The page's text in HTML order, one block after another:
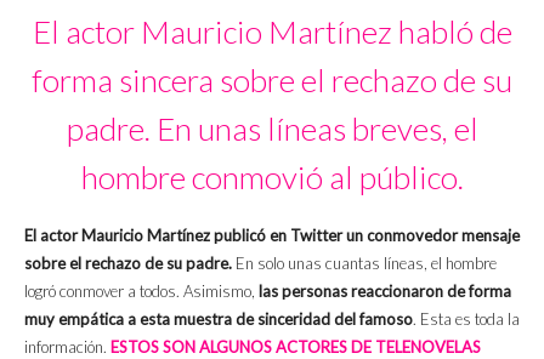
El actor Mauricio Martínez habló de
forma sincera sobre el rechazo de su
padre. En unas líneas breves, el
hombre conmovió al público.
El actor Mauricio Martínez publicó en Twitter un conmovedor mensaje
sobre el rechazo de su padre. En solo unas cuantas líneas, el hombre
logró conmover a todos. Asimismo, las personas reaccionaron de forma
muy empática a esta muestra de sinceridad del famoso. Esta es toda la
información. ESTOS SON ALGUNOS ACTORES DE TELENOVELAS